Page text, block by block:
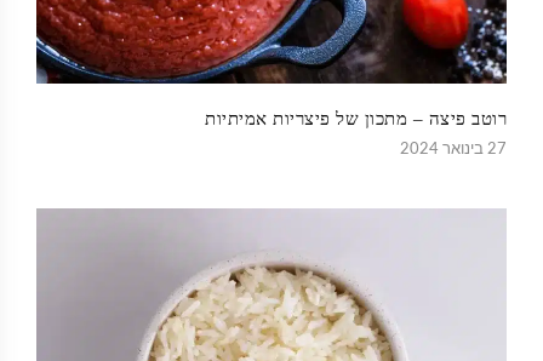
רוטב פיצה – מתכון של פיצריות אמיתיות
27 בינואר 2024